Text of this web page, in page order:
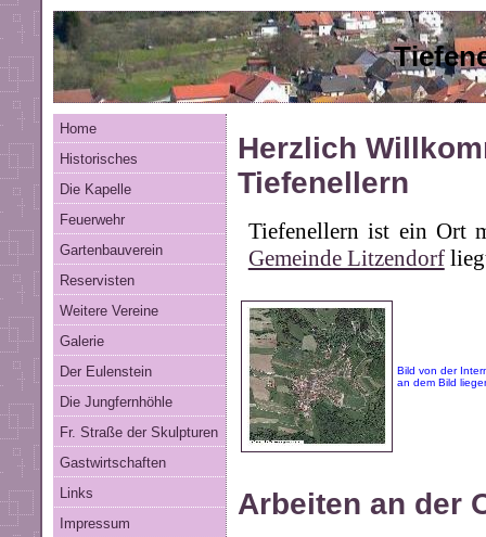
Home
Historisches
Die Kapelle
Feuerwehr
Gartenbauverein
Reservisten
Weitere Vereine
Galerie
Der Eulenstein
Die Jungfernhöhle
Fr. Straße der Skulpturen
Gastwirtschaften
Links
Impressum
Herzlich
Tiefenellern
Tiefenellern ist ein Ort
Gemeinde Litzendorf
Bild von der
an dem Bild
Arbeiten an der